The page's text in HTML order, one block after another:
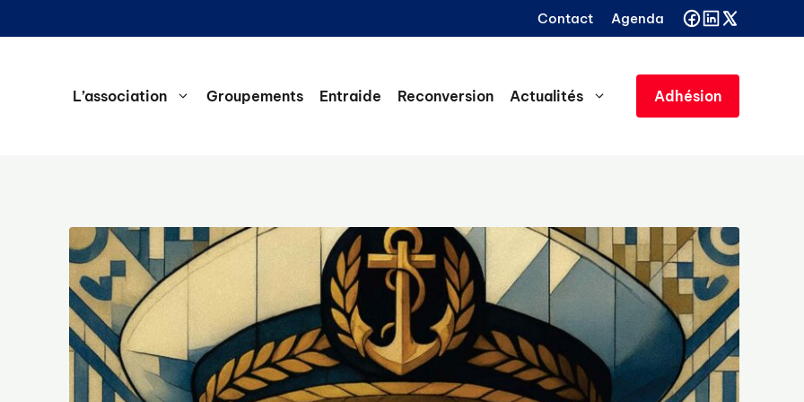
Contact Agenda
L’association Groupements Entraide Reconversion Actualités Adhésion